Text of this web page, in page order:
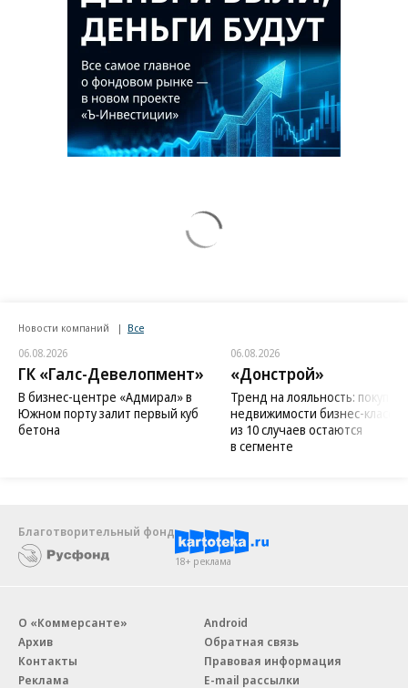
Новости компаний Все
06.08.2026
ГК «Галс-Девелопмент»
В бизнес-центре «Адмирал» в
Южном порту залит первый куб
бетона
06.08.2026
«Донстрой»
Тренд на лояльность:
недвижимости бизнес-класса
из 10 случаев остаются
в сегменте
Благотворительный фонд
18+ реклама
О «Коммерсанте»
Архив
Контакты
Реклама
Android
Обратная связь
Правовая информация
E-mail рассылки